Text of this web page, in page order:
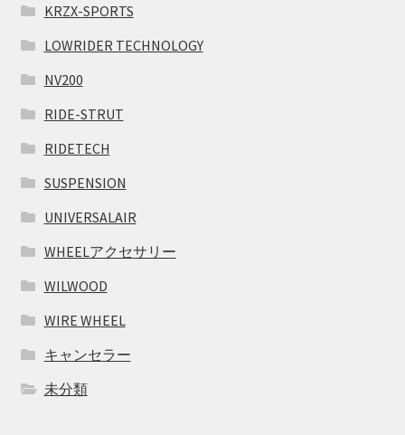
KRZX-SPORTS
LOWRIDER TECHNOLOGY
NV200
RIDE-STRUT
RIDETECH
SUSPENSION
UNIVERSALAIR
WHEELアクセサリー
WILWOOD
WIRE WHEEL
キャンセラー
未分類